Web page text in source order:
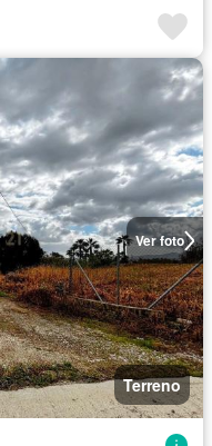
Ver foto
Terreno